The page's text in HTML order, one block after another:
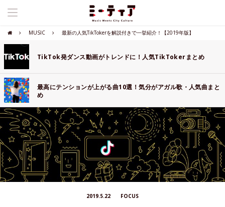
MUSIC 最新の人気TikTokerを解説付きで一挙紹介！【2019年版】
TikTok発ダンス動画がトレンドに！人気TikTokerまとめ
最高にテンションが上がる曲10選！気分がアガル歌・人気曲まと
め
2019.5.22 FOCUS